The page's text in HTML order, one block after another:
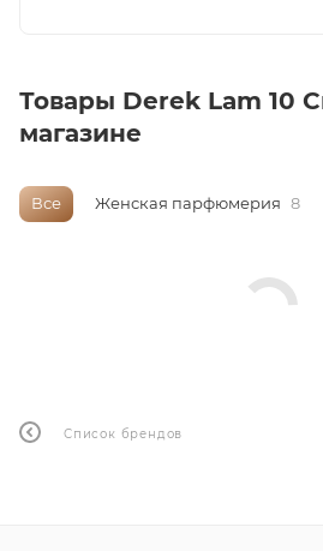
Арабская
Товары Derek Lam 10
магазине
Все Женская парфюмерия 8
Список брендов